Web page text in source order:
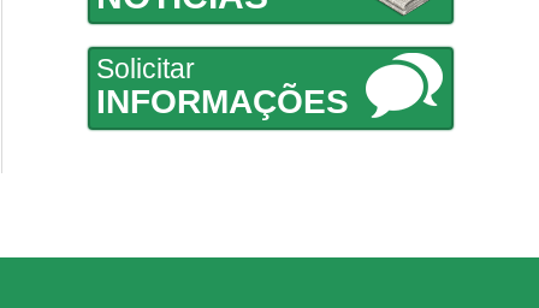
Solicitar
INFORMAÇÕES